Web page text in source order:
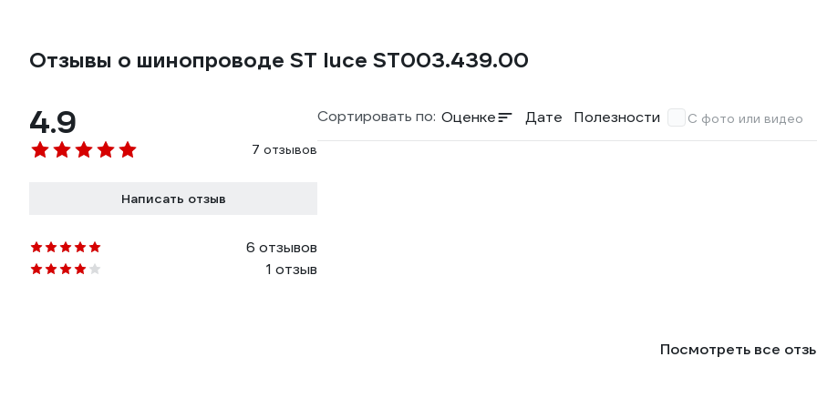
Отзывы о шинопроводе ST luce ST003.439.00
4.9
7 отзывов
Написать отзыв
6 отзывов
1 отзыв
Сортировать по: Оценке Дате Полезности С фото или видео
Посмотреть все